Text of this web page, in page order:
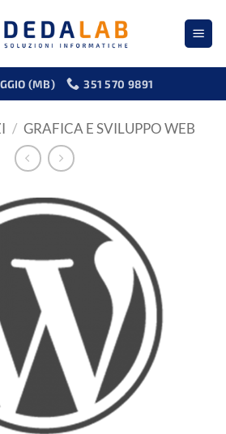
(MB) 351 570 9891
/ GRAFICA E SVILUPPO WEB